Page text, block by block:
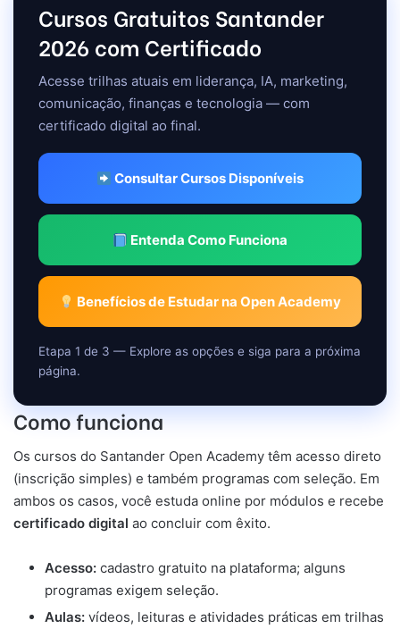
Cursos Gratuitos Santander
2026 com Certificado
Acesse trilhas atuais em liderança, IA, marketing,
comunicação, finanças e tecnologia — com
certificado digital ao final.
Consultar Cursos Disponíveis
Entenda Como Funciona
Benefícios de Estudar na Open Academy
Etapa 1 de 3 — Explore as opções e siga para a próxima
página.
Como funciona
Os cursos do Santander Open Academy têm acesso direto
(inscrição simples) e também programas com seleção. Em
ambos os casos, você estuda online por módulos e recebe
certificado digital ao concluir com êxito.
Acesso: cadastro gratuito na plataforma; alguns
programas exigem seleção.
Aulas: vídeos, leituras e atividades práticas em trilhas